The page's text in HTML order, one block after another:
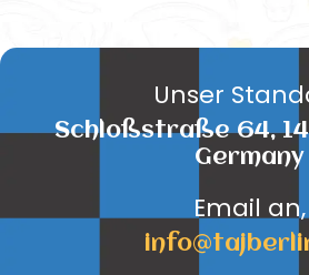
Unser
Schloßstraße 64,
Germany
Email an,